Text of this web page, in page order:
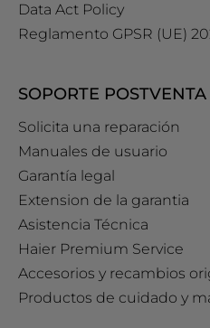
Data Act Policy
Reglamento GPSR (UE)
SOPORTE POSTVENTA
Solicita una reparación
Manuales de usuario
Garantía legal
Extension de la garantia
Asistencia Técnica
Haier Premium Service
Accesorios y recambios
Productos de cuidado y